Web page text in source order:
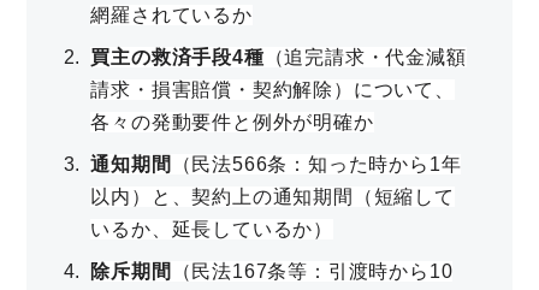
網羅されているか
買主の救済手段4種 （追完請求・代金減額
請求・損害賠償・契約解除）について、
各々の発動要件と例外が明確か
通知期間
（民法566条：知った時から1年
以内）と、契約上の通知期間（短縮して
いるか、延長しているか）
除斥期間
（民法167条等：引渡時から10